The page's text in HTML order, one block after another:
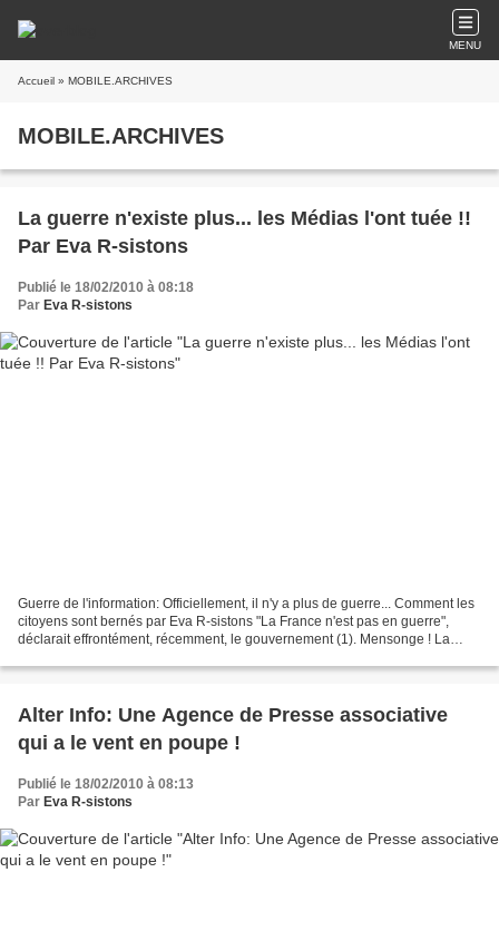
MENU
Accueil » MOBILE.ARCHIVES
MOBILE.ARCHIVES
La guerre n'existe plus... les Médias l'ont tuée !!
Par Eva R-sistons
Publié le 18/02/2010 à 08:18
Par Eva R-sistons
Guerre de l'information: Officiellement, il n'y a plus de guerre... Comment les
citoyens sont bernés par Eva R-sistons "La France n'est pas en guerre",
déclarait effrontément, récemment, le gouvernement (1). Mensonge ! La
Alter Info: Une Agence de Presse associative
qui a le vent en poupe !
Publié le 18/02/2010 à 08:13
Par Eva R-sistons